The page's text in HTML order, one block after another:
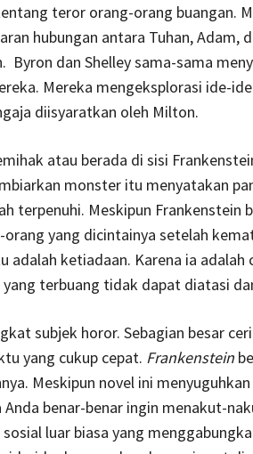
teror orang-orang buangan.
hubungan antara Tuhan, Adam,
Byron dan Shelley sama-sama
Mereka mengeksplorasi ide-
diisyaratkan oleh Milton.
atau berada di sisi
monster itu menyatakan
terpenuhi. Meskipun Frankenstein
yang dicintainya setelah
adalah ketiadaan. Karena ia adalah
terbuang tidak dapat diatasi
subjek horor. Sebagian besar
yang cukup cepat. Frankenstein
Meskipun novel ini
benar-benar ingin menakut-
luar biasa yang